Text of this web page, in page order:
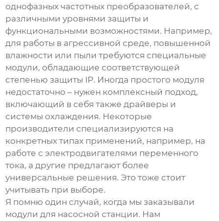
однофазных частотных преобразователей, с
различными уровнями защиты и
функциональными возможностями. Например,
для работы в агрессивной среде, повышенной
влажности или пыли требуются специальные
модули, обладающие соответствующей
степенью защиты IP. Иногда простого модуля
недостаточно – нужен комплексный подход,
включающий в себя также драйверы и
системы охлаждения. Некоторые
производители специализируются на
конкретных типах применений, например, на
работе с электродвигателями переменного
тока, а другие предлагают более
универсальные решения. Это тоже стоит
учитывать при выборе.
Я помню один случай, когда мы заказывали
модули для насосной станции. Нам